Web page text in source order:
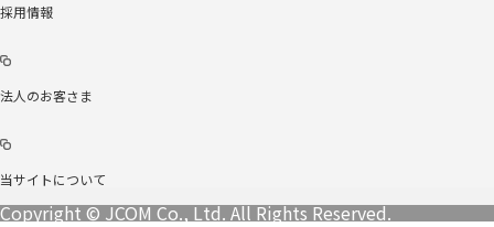
採用情報
法人のお客さま
当サイトについて
Copyright © JCOM Co., Ltd. All Rights Reserved.